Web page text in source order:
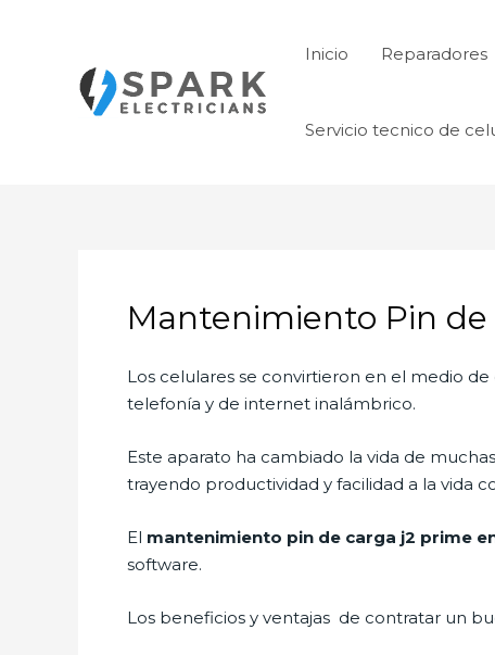
Inicio Reparadores
Servicio tecnico de
Mantenimiento Pin de
Los celulares se convirtieron en el medio
telefonía y de internet inalámbrico.
Este aparato ha cambiado la vida de
trayendo productividad y facilidad a la vida
El mantenimiento pin de carga j2 prime
software.
Los beneficios y ventajas de contratar un